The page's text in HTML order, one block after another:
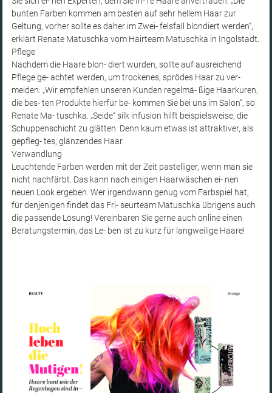
bunten Farben kommen am besten auf sehr hellem Haar zur
Geltung, vorher sollte es daher im Zwei- felsfall blondiert werden“,
erklärt Renate Matuschka vom Hairteam Matuschka in Ingolstadt.
Pflege
Nachdem die Haare blon- diert wurden, sollte auf ausreichend
Pflege ge- achtet werden, um trockenes, sprödes Haar zu ver-
meiden. „Wir empfehlen unseren Kunden regelmä- ßige Haarkuren,
die bes- ten Produkte hierfür be- kommen Sie bei uns im Salon“, so
Renate Ma- tuschka. „Seide“ silk infusion hilft beispielsweise, die
Schuppenschicht zu glätten. Denn kaum etwas ist attraktiver, als
gepfleg- tes, glänzendes Haar.
Verwandlung
Leuchtende Farben werden mit der Zeit pastelliger, wenn man sie
nicht nachfärbt. Das kann nach einigen Haarwäschen ei- nen
neuen Look ergeben. Wer irgendwann genug vom Farbspiel hat,
für denjenigen findet das Fri- seurteam Matuschka übrigens auch
die passende Lösung! Vereinbaren Sie gerne auch online einen
Beratungstermin, das Le- ben ist zu kurz für langweilige Haare!